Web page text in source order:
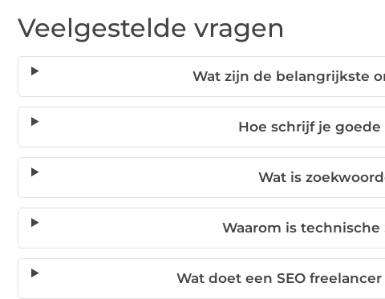
Veelgestelde vragen
Wat zijn de belangrijkste
Hoe schrijf je goede
Wat is
Waarom is technische
Wat doet een SEO